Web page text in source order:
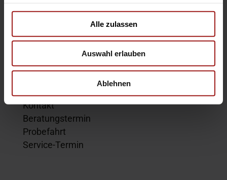
Alle zulassen
Auswahl erlauben
Ablehnen
Hyundai
Kontakt
Beratungstermin
Probefahrt
Service-Termin